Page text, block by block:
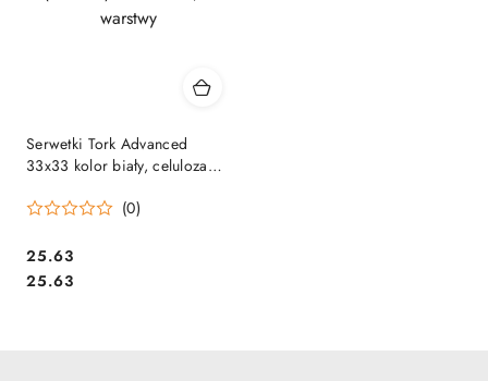
Serwetki Tork Advanced
33x33 kolor biały, celuloza
warstwy
(0)
Cena:
25.63
Cena:
25.63